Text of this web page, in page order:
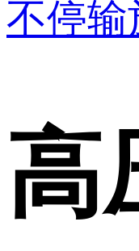
不停输
高